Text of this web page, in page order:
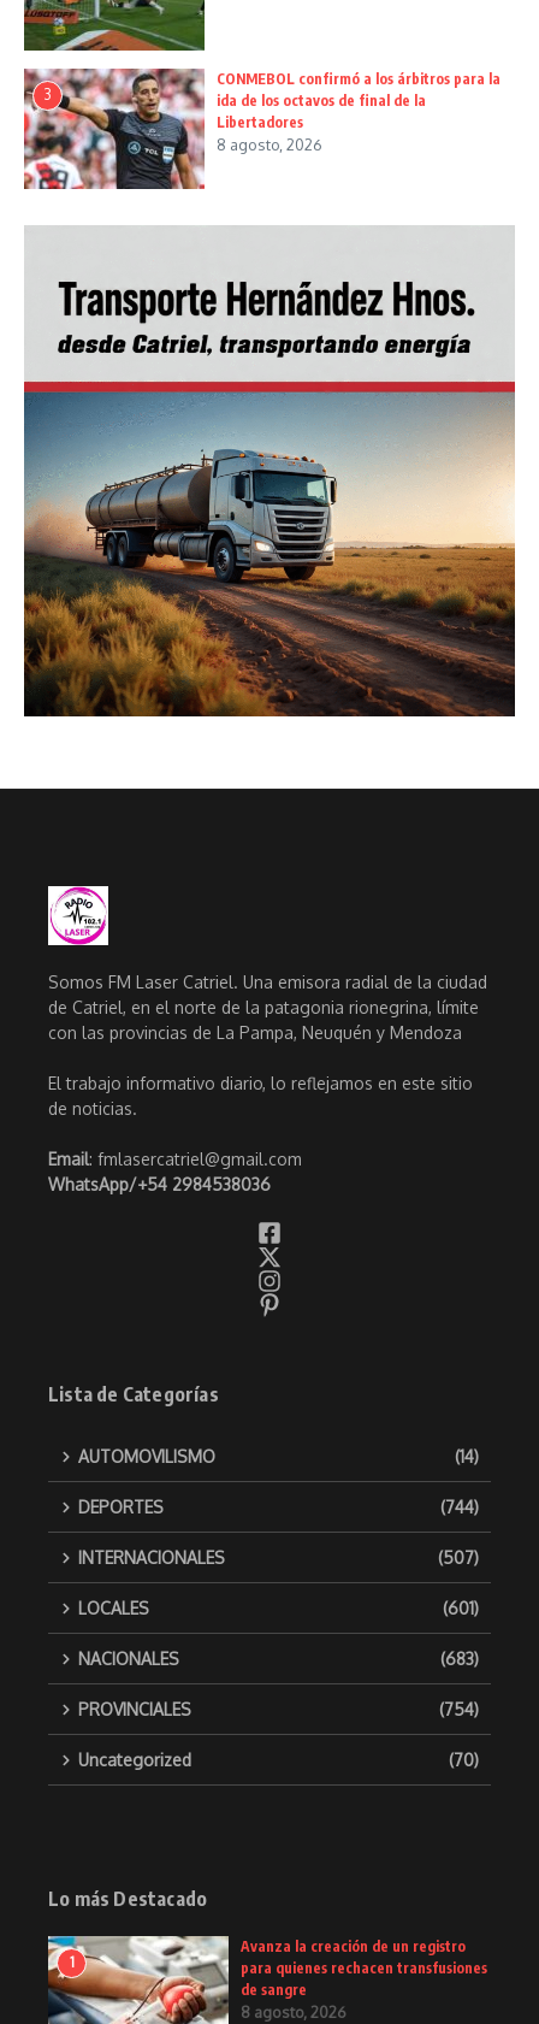
3
CONMEBOL confirmó a los árbitros para la
ida de los octavos de final de la
Libertadores
8 agosto, 2026
Somos FM Laser Catriel. Una emisora radial de la ciudad
de Catriel, en el norte de la patagonia rionegrina, límite
con las provincias de La Pampa, Neuquén y Mendoza
El trabajo informativo diario, lo reflejamos en este sitio
de noticias.
Email: fmlasercatriel@gmail.com
WhatsApp/+54 2984538036
Lista de Categorías
AUTOMOVILISMO (14)
DEPORTES (744)
INTERNACIONALES (507)
LOCALES (601)
NACIONALES (683)
PROVINCIALES (754)
Uncategorized (70)
Lo más Destacado
1
Avanza la creación de un registro
para quienes rechacen transfusiones
de sangre
8 agosto, 2026